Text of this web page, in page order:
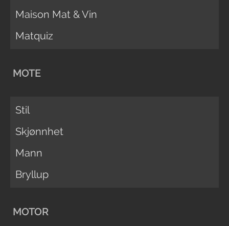
Maison Mat & Vin
Matquiz
MOTE
Stil
Skjønnhet
Mann
Bryllup
MOTOR